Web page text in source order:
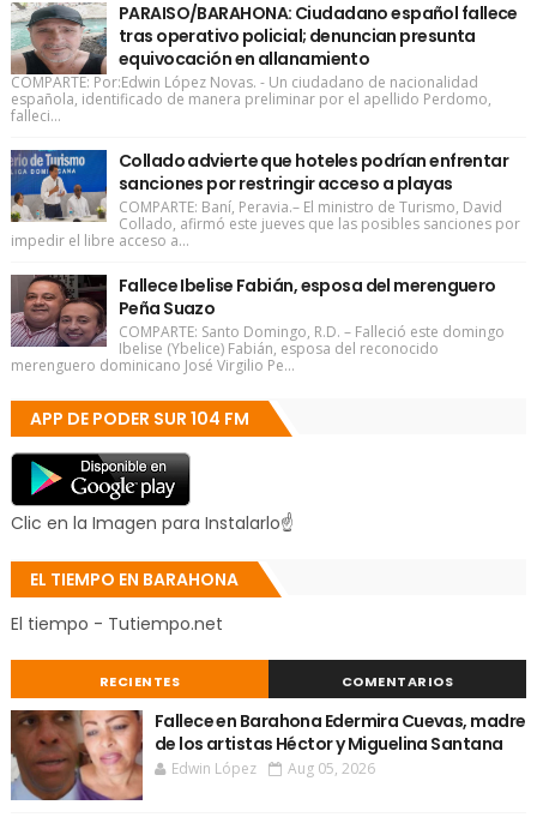
PARAISO/BARAHONA: Ciudadano español fallece
tras operativo policial; denuncian presunta
equivocación en allanamiento
COMPARTE: Por:Edwin López Novas. - Un ciudadano de nacionalidad
española, identificado de manera preliminar por el apellido Perdomo,
falleci...
Collado advierte que hoteles podrían enfrentar
sanciones por restringir acceso a playas
COMPARTE: Baní, Peravia.– El ministro de Turismo, David
Collado, afirmó este jueves que las posibles sanciones por
impedir el libre acceso a...
Fallece Ibelise Fabián, esposa del merenguero
Peña Suazo
COMPARTE: Santo Domingo, R.D. – Falleció este domingo
Ibelise (Ybelice) Fabián, esposa del reconocido
merenguero dominicano José Virgilio Pe...
APP DE PODER SUR 104 FM
Clic en la Imagen para Instalarlo☝
EL TIEMPO EN BARAHONA
El tiempo - Tutiempo.net
RECIENTES COMENTARIOS
Fallece en Barahona Edermira Cuevas, madre
de los artistas Héctor y Miguelina Santana
Edwin López Aug 05, 2026